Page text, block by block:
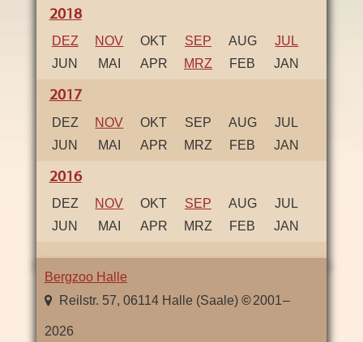
2018
DEZ NOV OKT SEP AUG
JUL
JUN
MAI APR MRZ FEB JAN
2017
DEZ NOV OKT SEP AUG
JUL
JUN
MAI APR MRZ FEB JAN
2016
DEZ NOV OKT SEP AUG
JUL
JUN
MAI APR MRZ FEB JAN
Bergzoo Halle
Reilstr. 57, 06114 Halle (Saale),Sachsen-
2001–
2026